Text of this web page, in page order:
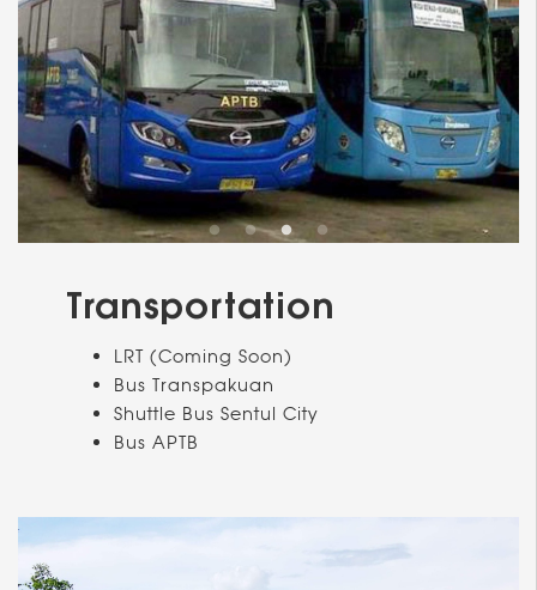
Transportation
LRT (Coming Soon)
Bus Transpakuan
Shuttle Bus Sentul City
Bus APTB